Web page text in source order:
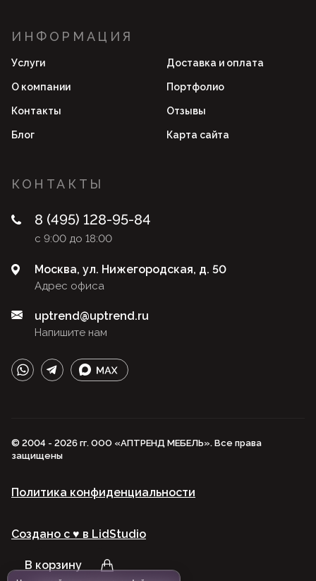
В корзину
ИНФОРМАЦИЯ
Услуги Доставка и оплата
О компании Портфолио
Контакты Отзывы
Блог Карта сайта
КОНТАКТЫ
8 (495) 128-95-84
с 9:00 до 18:00
Адрес офиса
Москва, ул. Нижегородская, д. 50
Напишите нам
uptrend@uptrend.ru
© 2004 - 2026 гг. ООО «АПТРЕНД МЕБЕЛЬ». Все права
защищены
Политика конфиденциальности
Создано с ♥️ в LidStudio